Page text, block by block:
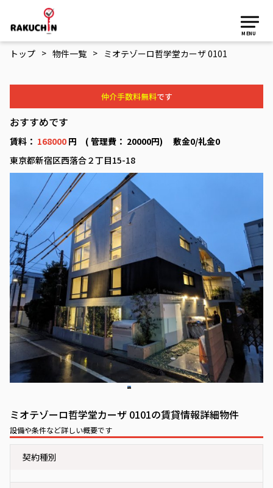
MENU
トップ > 物件一覧 > ミオテゾーロ哲学堂カーザ 0101
仲介手数料無料です
おすすめです
賃料： 168000 円 ( 管理費： 20000円) 敷金0/礼金0
東京都新宿区西落合２丁目15-18
ミオテゾーロ哲学堂カーザ 0101の賃貸情報詳細物件
設備や条件など詳しい概要です
契約種別